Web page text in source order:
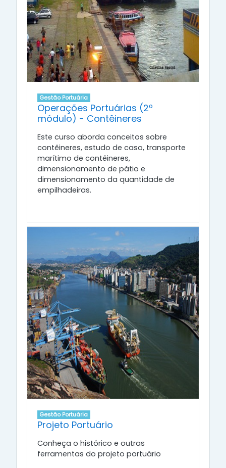
Gestão Portuária
Operações Portuárias (2º
módulo) - Contêineres
Este curso aborda conceitos sobre
contêineres, estudo de caso, transporte
marítimo de contêineres,
dimensionamento de pátio e
dimensionamento da quantidade de
empilhadeiras.
Gestão Portuária
Projeto Portuário
Conheça o histórico e outras
ferramentas do projeto portuário